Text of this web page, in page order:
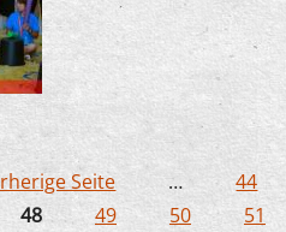
Dozent Joachim
auch in China aus
Seite …
44
48 49 50
51